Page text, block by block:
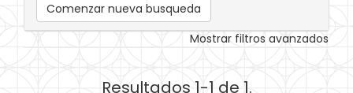
Comenzar nueva busqueda
Mostrar filtros avanzados
Resultados 1-1 de 1.